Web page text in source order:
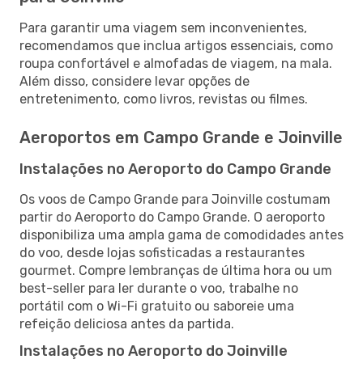
Para garantir uma viagem sem inconvenientes,
recomendamos que inclua artigos essenciais, como
roupa confortável e almofadas de viagem, na mala.
Além disso, considere levar opções de
entretenimento, como livros, revistas ou filmes.
Aeroportos em Campo Grande e Joinville
Instalações no Aeroporto do Campo Grande
Os voos de Campo Grande para Joinville costumam
partir do Aeroporto do Campo Grande. O aeroporto
disponibiliza uma ampla gama de comodidades antes
do voo, desde lojas sofisticadas a restaurantes
gourmet. Compre lembranças de última hora ou um
best-seller para ler durante o voo, trabalhe no
portátil com o Wi-Fi gratuito ou saboreie uma
refeição deliciosa antes da partida.
Instalações no Aeroporto do Joinville